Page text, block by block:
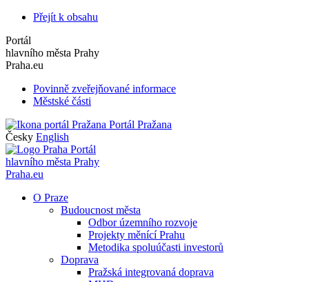
Přejít k obsahu
Portál
hlavního města Prahy
Praha.eu
Povinně zveřejňované informace
Městské části
Portál Pražana
Česky English
Portál
hlavního města Prahy
Praha.eu
O Praze
Budoucnost města
Odbor územního rozvoje
Projekty měnící Prahu
Metodika spoluúčasti investorů
Doprava
Pražská integrovaná doprava